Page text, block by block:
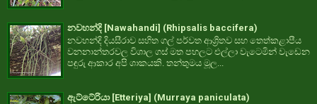
නවහන්දි [Nawahandi] (Rhipsalis baccifera)
නවහන්දි දියසීරාව සහිත ගල් පර්වත ආශ්‍රිතව සහ තෙත්කළාපීය
වනනාන්තරවල විශාල ගස් මත පහලට එල්ලා වැටෙමින් වැඩෙන
පඳුරු ආකාර අපි ශාකයකි. තන්තුමය මූල...
ඇට්ටේරියා [Etteriya] (Murraya paniculata)